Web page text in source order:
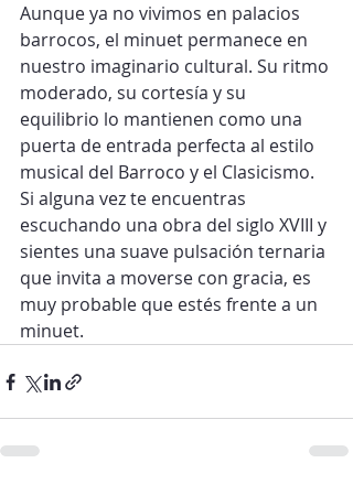
Aunque ya no vivimos en palacios
barrocos, el minuet permanece en
nuestro imaginario cultural. Su ritmo
moderado, su cortesía y su
equilibrio lo mantienen como una
puerta de entrada perfecta al estilo
musical del Barroco y el Clasicismo.
Si alguna vez te encuentras
escuchando una obra del siglo XVIII y
sientes una suave pulsación ternaria
que invita a moverse con gracia, es
muy probable que estés frente a un
minuet.